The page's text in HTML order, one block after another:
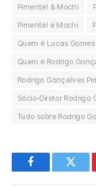
Pimentel & Mochi
Pimentel e Mochi
Quem é Lucas
Quem é Rodrigo
Rodrigo Gonçalves
Sócio-Diretor Rodrigo
Tudo sobre Rodrigo
Facebook